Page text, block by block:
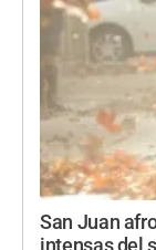
San Juan
intensas del